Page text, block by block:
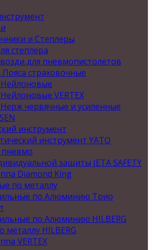
и Степлеры
степлера
для пневмопистолетов
страховочные
VERTEX
червячные и усиленные
инструмент
инструмент YATO
защиты JETA SAFETY
Diamond King
по металлу
по Алюминию Трио
по Алюминию HILBERG
металлу HILBERG
VERTEX